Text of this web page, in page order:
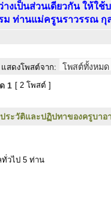
างเป็นส่วนเดียวกัน ให้ใ
ม ท่านแม่ครูนราวรรณ กุ
แสดงโพสต์จาก:
1 [ 2 โพสต์ ]
ประวัติและปฏิปทาของครูบาอ
วไป 5 ท่าน